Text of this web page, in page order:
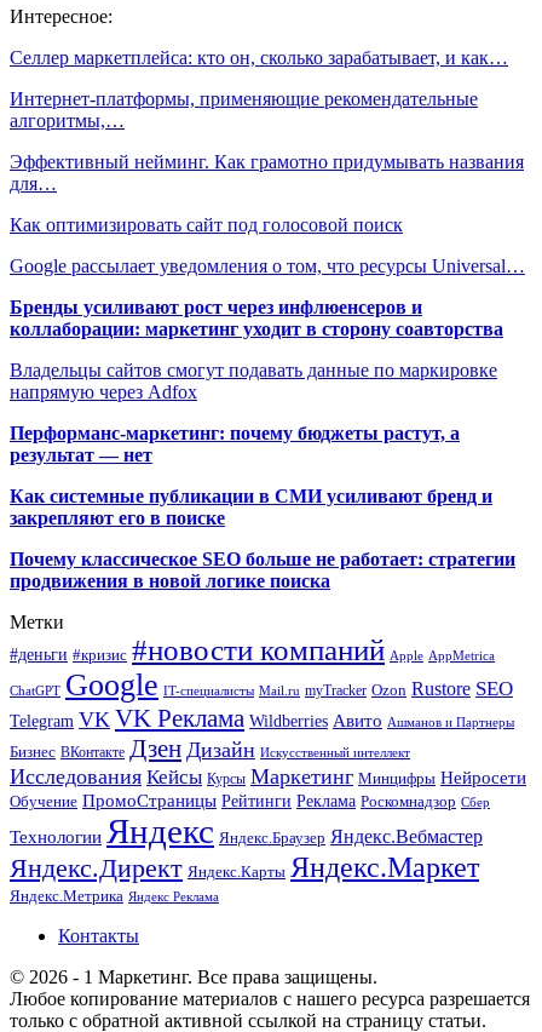
Интересное:
Селлер маркетплейса: кто он, сколько зарабатывает, и как…
Интернет-платформы, применяющие рекомендательные
алгоритмы,…
Эффективный нейминг. Как грамотно придумывать названия
для…
Как оптимизировать сайт под голосовой поиск
Google рассылает уведомления о том, что ресурсы Universal…
Бренды усиливают рост через инфлюенсеров и
коллаборации: маркетинг уходит в сторону соавторства
Владельцы сайтов смогут подавать данные по маркировке
напрямую через Adfox
Перформанс-маркетинг: почему бюджеты растут, а
результат — нет
Как системные публикации в СМИ усиливают бренд и
закрепляют его в поиске
Почему классическое SEO больше не работает: стратегии
продвижения в новой логике поиска
Метки
#деньги #кризис #новости компаний Apple AppMetrica
ChatGPT Google IT-специалисты Mail.ru myTracker Ozon Rustore SEO
Telegram VK VK Реклама Wildberries Авито Ашманов и Партнеры
Бизнес ВКонтакте Дзен Дизайн Искусственный интеллект
Исследования Кейсы Курсы Маркетинг Минцифры Нейросети
Обучение ПромоСтраницы Рейтинги Реклама Роскомнадзор Сбер
Технологии Яндекс Яндекс.Браузер Яндекс.Вебмастер
Яндекс.Директ Яндекс.Карты Яндекс.Маркет
Яндекс.Метрика Яндекс Реклама
Контакты
© 2026 - 1 Маркетинг. Все права защищены.
Любое копирование материалов с нашего ресурса разрешается
только с обратной активной ссылкой на страницу статьи.